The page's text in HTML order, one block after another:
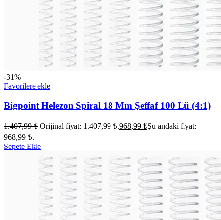
-31%
Favorilere ekle
Bigpoint Helezon Spiral 18 Mm Şeffaf 100 Lü (4:1)
1.407,99₺ Orijinal fiyat: 1.407,99 ₺.968,99 ₺Şu andaki fiyat:
968,99 ₺.
Sepete Ekle